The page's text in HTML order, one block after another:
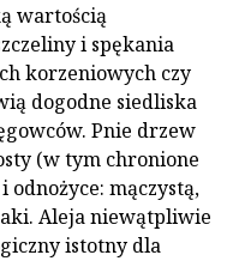
wartością
i spękania
korzeniowych czy
dogodne siedliska
Pnie drzew
(w tym chronione
mączystą,
Aleja niewątpliwie
istotny dla